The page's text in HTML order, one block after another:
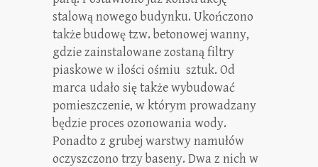
stalową nowego budynku. Ukończono
także budowę tzw. betonowej wanny,
gdzie zainstalowane zostaną filtry
piaskowe w ilości ośmiu sztuk. Od
marca udało się także wybudować
pomieszczenie, w którym prowadzany
będzie proces ozonowania wody.
Ponadto z grubej warstwy namułów
oczyszczono trzy baseny. Dwa z nich w